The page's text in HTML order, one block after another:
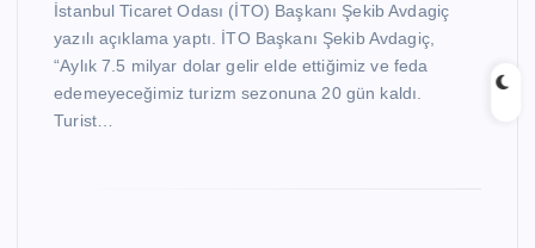
İstanbul Ticaret Odası (İTO) Başkanı Şekib Avdagiç
yazılı açıklama yaptı. İTO Başkanı Şekib Avdagiç,
“Aylık 7.5 milyar dolar gelir elde ettiğimiz ve feda
edemeyeceğimiz turizm sezonuna 20 gün kaldı.
Turist…